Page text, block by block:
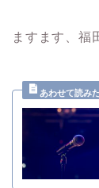
ますます、福